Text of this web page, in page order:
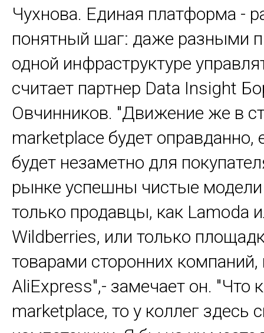
Чухнова. Единая платформа -
понятный шаг: даже разными
одной инфраструктуре
считает партнер Data Insight
Овчинников. "Движение же в
marketplace будет оправданно,
будет незаметно для
рынке успешны чистые
только продавцы, как Lamoda
Wildberries, или только
товарами сторонних компаний,
AliExpress",- замечает он. "Что
marketplace, то у коллег здесь